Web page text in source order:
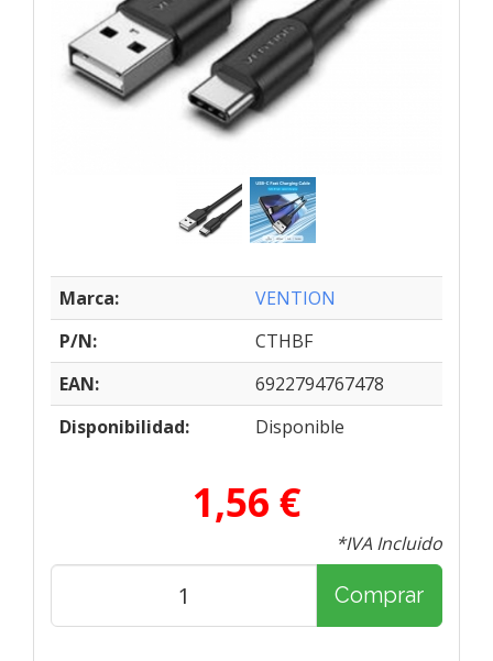
Marca:
VENTION
P/N:
CTHBF
EAN:
6922794767478
Disponibilidad:
Disponible
1,56 €
*IVA Incluido
Comprar